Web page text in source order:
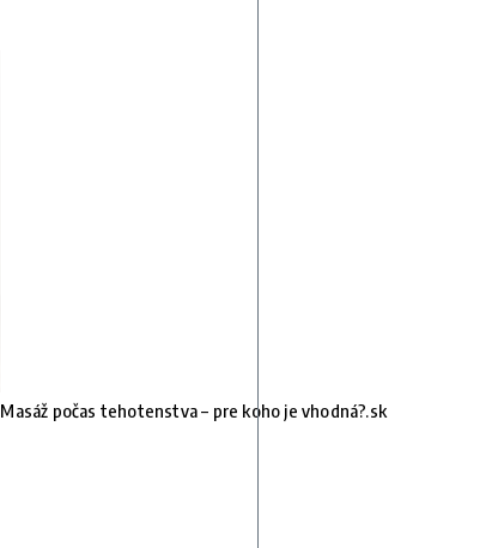
Masáž počas tehotenstva – pre koho je vhodná?.sk